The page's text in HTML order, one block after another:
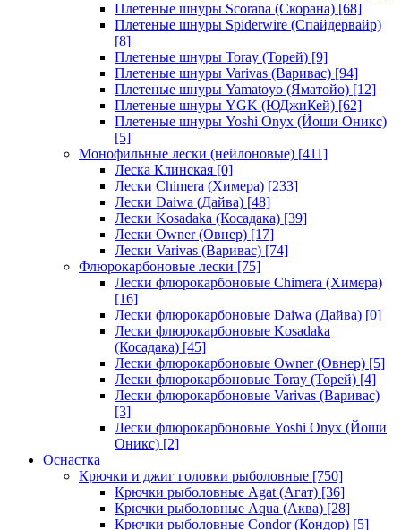
Плетеные шнуры Scorana (Скорана) [68]
Плетеные шнуры Spiderwire (Спайдервайр)
[8]
Плетеные шнуры Toray (Торей) [9]
Плетеные шнуры Varivas (Варивас) [94]
Плетеные шнуры Yamatoyo (Яматойо) [12]
Плетеные шнуры YGK (ЮДжиКей) [62]
Плетеные шнуры Yoshi Onyx (Йоши Оникс)
[5]
Монофильные лески (нейлоновые) [411]
Леска Клинская [0]
Лески Chimera (Химера) [233]
Лески Daiwa (Дайва) [48]
Лески Kosadaka (Косадака) [39]
Лески Owner (Овнер) [17]
Лески Varivas (Варивас) [74]
Флюрокарбоновые лески [75]
Лески флюрокарбоновые Chimera (Химера)
[16]
Лески флюрокарбоновые Daiwa (Дайва) [0]
Лески флюрокарбоновые Kosadaka
(Косадака) [45]
Лески флюрокарбоновые Owner (Овнер) [5]
Лески флюрокарбоновые Toray (Торей) [4]
Лески флюрокарбоновые Varivas (Варивас)
[3]
Лески флюрокарбоновые Yoshi Onyx (Йоши
Оникс) [2]
Оснастка
Крючки и джиг головки рыболовные [750]
Крючки рыболовные Agat (Агат) [36]
Крючки рыболовные Aqua (Аква) [28]
Крючки рыболовные Condor (Кондор) [5]